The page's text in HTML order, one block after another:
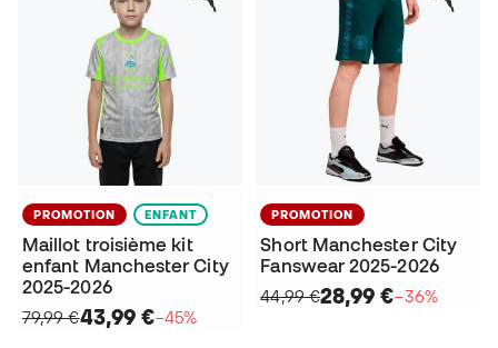
PROMOTION ENFANT
Maillot troisième kit
enfant Manchester City
2025-2026
79,99 €43,99 €−45%
PROMOTION
Short Manchester City
Fanswear 2025-2026
44,99 €28,99 €−36%